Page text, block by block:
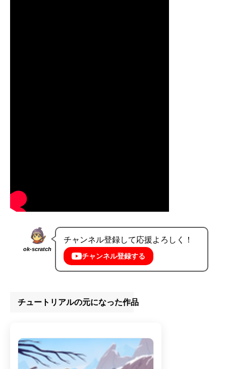
ok-scratch
チャンネル登録して応援よろしく！
チャンネル登録する
チュートリアルの元になった作品